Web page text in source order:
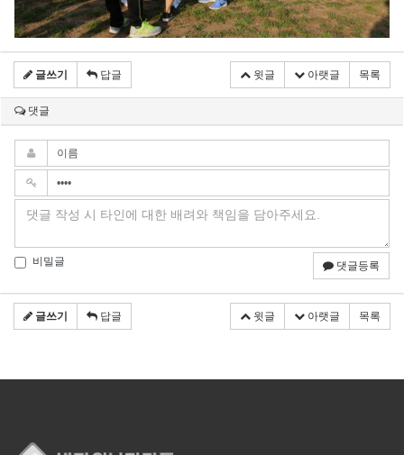
글쓰기 답글 윗글 아랫글 목록
댓글
비밀글 댓글등록
글쓰기 답글 윗글 아랫글 목록